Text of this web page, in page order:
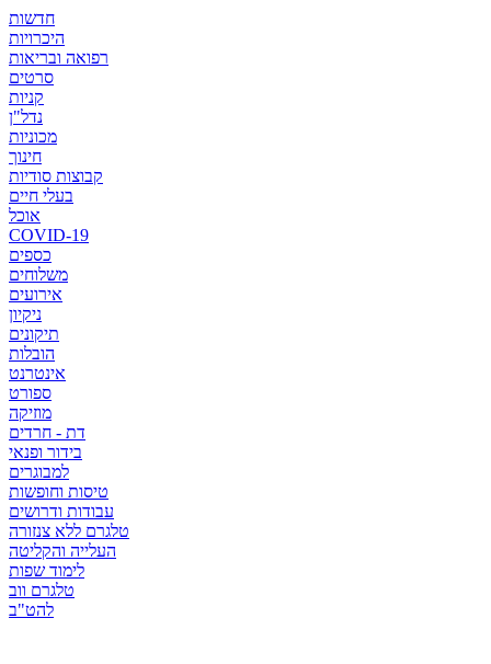
חדשות
היכרויות
רפואה ובריאות
סרטים
קניות
נדל"ן
מכוניות
חינוך
קבוצות סודיות
בעלי חיים
אוכל
COVID-19
כספים
משלוחים
אירועים
ניקיון
תיקונים
הובלות
אינטרנט
ספורט
מוזיקה
דת - חרדים
בידור ופנאי
למבוגרים
טיסות וחופשות
עבודות ודרושים
טלגרם ללא צנזורה
העלייה והקליטה
לימוד שפות
טלגרם ווב
להט"ב